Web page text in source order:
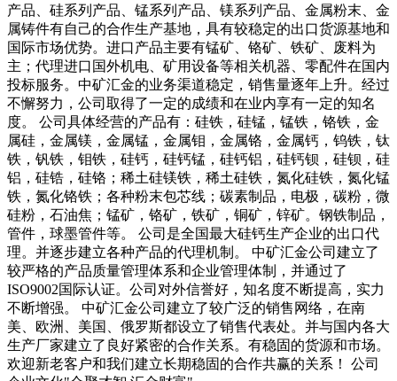
产品、硅系列产品、锰系列产品、镁系列产品、金属粉末、金
属铸件有自己的合作生产基地，具有较稳定的出口货源基地和
国际市场优势。进口产品主要有锰矿、铬矿、铁矿、废料为
主；代理进口国外机电、矿用设备等相关机器、零配件在国内
投标服务。中矿汇金的业务渠道稳定，销售量逐年上升。经过
不懈努力，公司取得了一定的成绩和在业内享有一定的知名
度。 公司具体经营的产品有：硅铁，硅锰，锰铁，铬铁，金
属硅，金属镁，金属锰，金属钼，金属铬，金属钙，钨铁，钛
铁，钒铁，钼铁，硅钙，硅钙锰，硅钙铝，硅钙钡，硅钡，硅
铝，硅锆，硅铬；稀土硅镁铁，稀土硅铁，氮化硅铁，氮化锰
铁，氮化铬铁；各种粉末包芯线；碳素制品，电极，碳粉，微
硅粉，石油焦；锰矿，铬矿，铁矿，铜矿，锌矿。钢铁制品，
管件，球墨管件等。 公司是全国最大硅钙生产企业的出口代
理。并逐步建立各种产品的代理机制。 中矿汇金公司建立了
较严格的产品质量管理体系和企业管理体制，并通过了
ISO9002国际认证。公司对外信誉好，知名度不断提高，实力
不断增强。 中矿汇金公司建立了较广泛的销售网络，在南
美、欧洲、美国、俄罗斯都设立了销售代表处。并与国内各大
生产厂家建立了良好紧密的合作关系。有稳固的货源和市场。
欢迎新老客户和我们建立长期稳固的合作共赢的关系！ 公司